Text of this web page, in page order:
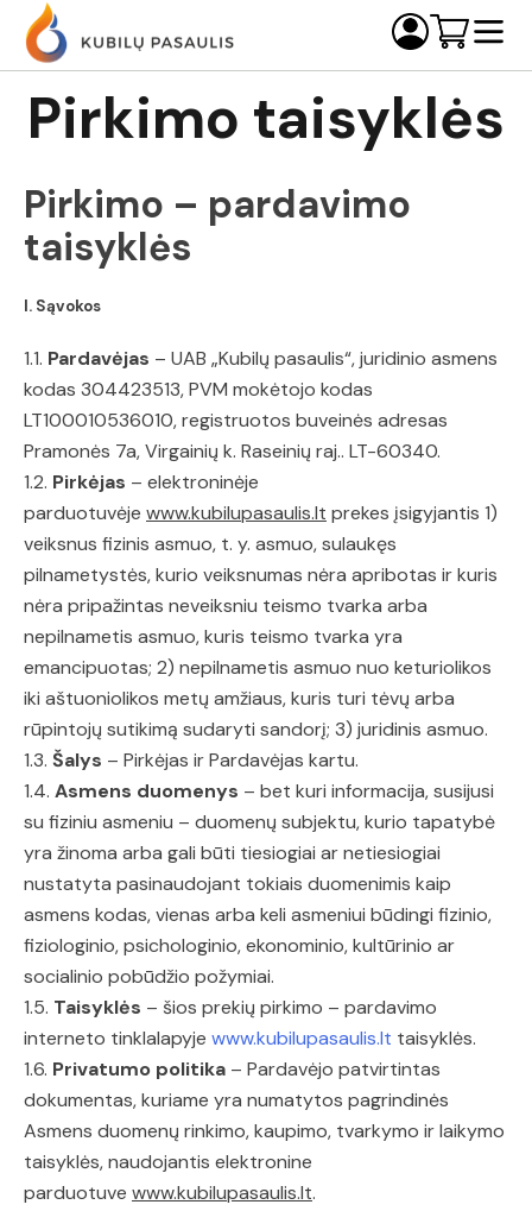
Pirkimo taisyklės
Pirkimo – pardavimo
taisyklės
I. Sąvokos
1.1. Pardavėjas – UAB „Kubilų pasaulis“, juridinio asmens
kodas 304423513, PVM mokėtojo kodas
LT100010536010, registruotos buveinės adresas
Pramonės 7a, Virgainių k. Raseinių raj.. LT-60340.
1.2. Pirkėjas – elektroninėje
parduotuvėje www.kubilupasaulis.lt prekes įsigyjantis 1)
veiksnus fizinis asmuo, t. y. asmuo, sulaukęs
pilnametystės, kurio veiksnumas nėra apribotas ir kuris
nėra pripažintas neveiksniu teismo tvarka arba
nepilnametis asmuo, kuris teismo tvarka yra
emancipuotas; 2) nepilnametis asmuo nuo keturiolikos
iki aštuoniolikos metų amžiaus, kuris turi tėvų arba
rūpintojų sutikimą sudaryti sandorį; 3) juridinis asmuo.
1.3. Šalys – Pirkėjas ir Pardavėjas kartu.
1.4. Asmens duomenys – bet kuri informacija, susijusi
su fiziniu asmeniu – duomenų subjektu, kurio tapatybė
yra žinoma arba gali būti tiesiogiai ar netiesiogiai
nustatyta pasinaudojant tokiais duomenimis kaip
asmens kodas, vienas arba keli asmeniui būdingi fizinio,
fiziologinio, psichologinio, ekonominio, kultūrinio ar
socialinio pobūdžio požymiai.
1.5. Taisyklės – šios prekių pirkimo – pardavimo
interneto tinklalapyje www.kubilupasaulis.lt taisyklės.
1.6. Privatumo politika – Pardavėjo patvirtintas
dokumentas, kuriame yra numatytos pagrindinės
Asmens duomenų rinkimo, kaupimo, tvarkymo ir laikymo
taisyklės, naudojantis elektronine
parduotuve www.kubilupasaulis.lt.